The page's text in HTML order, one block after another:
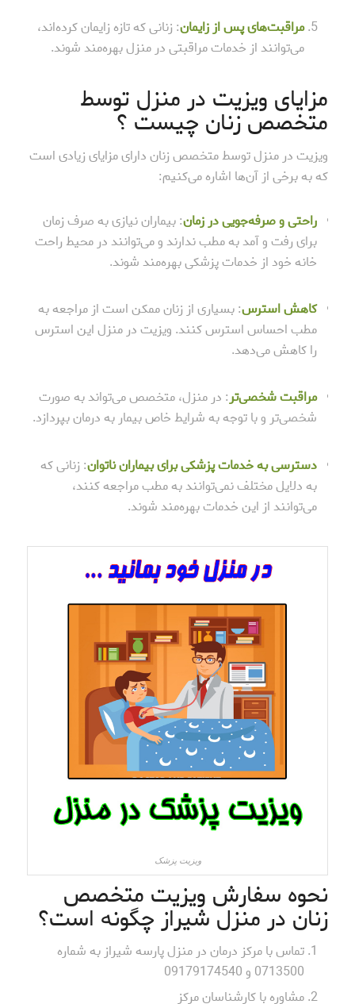
مراقبت‌های پس از زایمان: زنانی که تازه زایمان کرده‌اند،
می‌توانند از خدمات مراقبتی در منزل بهره‌مند شوند.
مزایای ویزیت در منزل توسط
متخصص زنان چیست ؟
ویزیت در منزل توسط متخصص زنان دارای مزایای زیادی است
که به برخی از آن‌ها اشاره می‌کنیم:
راحتی و صرفه‌جویی در زمان: بیماران نیازی به صرف زمان
برای رفت و آمد به مطب ندارند و می‌توانند در محیط راحت
خانه خود از خدمات پزشکی بهره‌مند شوند.
کاهش استرس: بسیاری از زنان ممکن است از مراجعه به
مطب احساس استرس کنند. ویزیت در منزل این استرس
را کاهش می‌دهد.
مراقبت شخصی‌تر: در منزل، متخصص می‌تواند به صورت
شخصی‌تر و با توجه به شرایط خاص بیمار به درمان بپردازد.
دسترسی به خدمات پزشکی برای بیماران ناتوان: زنانی که
به دلایل مختلف نمی‌توانند به مطب مراجعه کنند،
می‌توانند از این خدمات بهره‌مند شوند.
ویزیت پزشک
نحوه سفارش ویزیت متخصص
زنان در منزل شیراز چگونه است؟
تماس با مرکز درمان در منزل پارسه شیراز به شماره
0713500 و 09179174540
مشاوره با کارشناسان مرکز